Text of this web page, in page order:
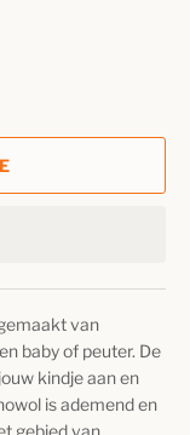
van
baby of peuter. De
kindje aan en
is ademend en
gebied van